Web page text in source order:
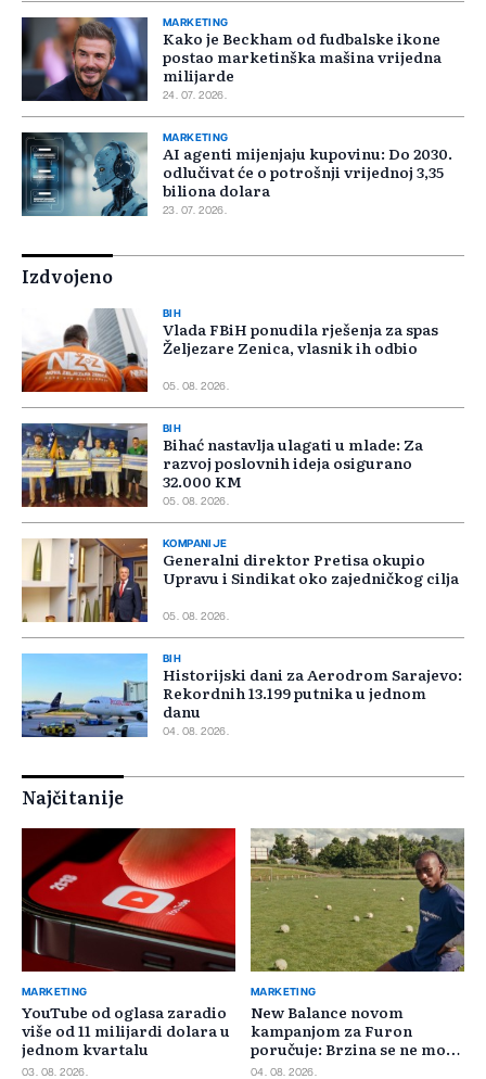
MARKETING
Kako je Beckham od fudbalske ikone
postao marketinška mašina vrijedna
milijarde
24. 07. 2026.
MARKETING
AI agenti mijenjaju kupovinu: Do 2030.
odlučivat će o potrošnji vrijednoj 3,35
biliona dolara
23. 07. 2026.
Izdvojeno
BIH
Vlada FBiH ponudila rješenja za spas
Željezare Zenica, vlasnik ih odbio
05. 08. 2026.
BIH
Bihać nastavlja ulagati u mlade: Za
razvoj poslovnih ideja osigurano
32.000 KM
05. 08. 2026.
KOMPANIJE
Generalni direktor Pretisa okupio
Upravu i Sindikat oko zajedničkog cilja
05. 08. 2026.
BIH
Historijski dani za Aerodrom Sarajevo:
Rekordnih 13.199 putnika u jednom
danu
04. 08. 2026.
Najčitanije
MARKETING
YouTube od oglasa zaradio
više od 11 milijardi dolara u
jednom kvartalu
03. 08. 2026.
MARKETING
New Balance novom
kampanjom za Furon
poručuje: Brzina se ne može
požuriti
04. 08. 2026.